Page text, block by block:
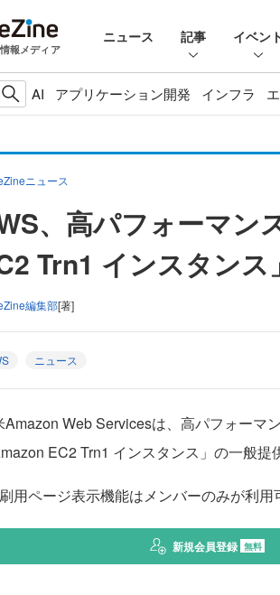
報メディア
ニュース 記事 イベン
AI アプリケーション開発 インフラ
ニュース
、高パフォーマン
Trn1 インスタンス
編集部[著]
ニュース
Web Servicesは、高パフォーマ
EC2 Trn1 インスタンス」の一般
用ページ表示機能はメンバーのみが利用
新規会員登録 無料